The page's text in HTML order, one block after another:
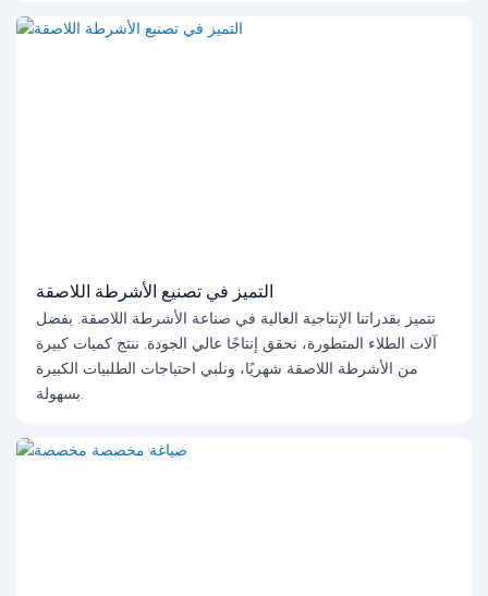
التميز في تصنيع الأشرطة اللاصقة
نتميز بقدراتنا الإنتاجية العالية في صناعة الأشرطة اللاصقة. بفضل
آلات الطلاء المتطورة، نحقق إنتاجًا عالي الجودة. ننتج كميات كبيرة
من الأشرطة اللاصقة شهريًا، ونلبي احتياجات الطلبيات الكبيرة
بسهولة.